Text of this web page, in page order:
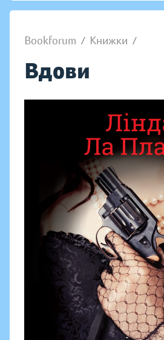
Bookforum / Книжки /
Вдови